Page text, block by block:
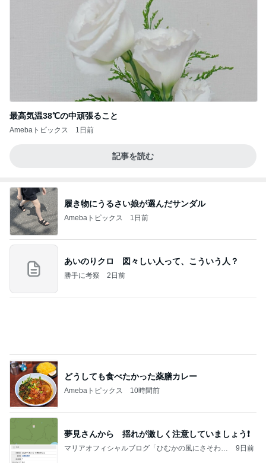
最高気温38℃の中頑張ること
Amebaトピックス 1日前
記事を読む
履き物にうるさい娘が選んだサンダル
Amebaトピックス 1日前
あいのりクロ 図々しい人って、こういう人？
勝手に考察 2日前
どうしても食べたかった薬膳カレー
Amebaトピックス 10時間前
夢見さんから 揺れが激しく注意していましょう❗️
マリアオフィシャルブログ「ひむかの風にさそわれ
9日前